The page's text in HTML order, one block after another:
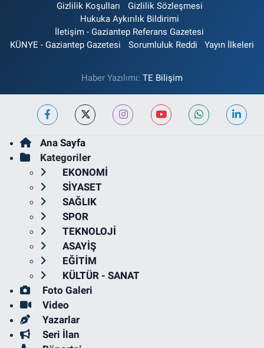
Gizlilik Koşulları
Gizlilik Sözleşmesi
Hukuka Aykırılık Bildirimi
İletişim - Gaziantep Referans Gazetesi
KÜNYE - Gaziantep Gazetesi
Sorumluluk Reddi Yayın İlkeleri
Haber Yazılımı: TE Bilişim
Ana Sayfa
Kategoriler
EKONOMİ
SİYASET
SAĞLIK
SPOR
TEKNOLOJİ
ASAYİŞ
EĞİTİM
KÜLTÜR - SANAT
Foto Galeri
Video
Yazarlar
Seri İlan